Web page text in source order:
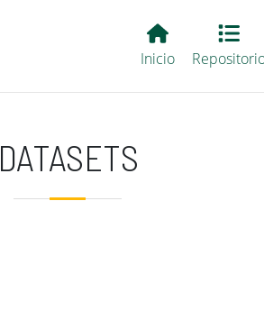
Main EvALL
Inicio
DATASETS